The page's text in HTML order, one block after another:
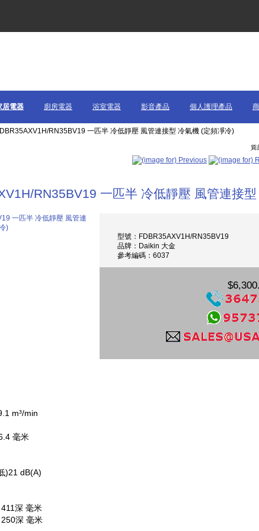
居電器 廚房電器 浴室電器 影音產品 個人護理產品
RN35BV19 一匹半 冷低靜壓 風管連接型 冷氣機 (定頻凈冷)
貨
RN35BV19 一匹半 冷低靜壓 風管連接
型號：FDBR35AXV1H/RN35BV19
品牌：Daikin 大金
參考編碼：6037
m³/min
毫米
)21 dB(A)
深 毫米
深 毫米